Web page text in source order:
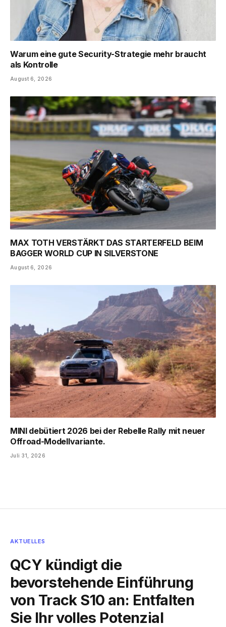
Warum eine gute Security-Strategie mehr braucht
als Kontrolle
August 6, 2026
MAX TOTH VERSTÄRKT DAS STARTERFELD BEIM
BAGGER WORLD CUP IN SILVERSTONE
August 6, 2026
MINI debütiert 2026 bei der Rebelle Rally mit neuer
Offroad-Modellvariante.
Juli 31, 2026
AKTUELLES
QCY kündigt die
bevorstehende Einführung
von Track S10 an: Entfalten
Sie Ihr volles Potenzial